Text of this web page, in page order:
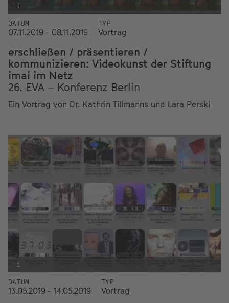
i
DATUM
07.11.2019 - 08.11.2019
TYP
Vortrag
erschließen / präsentieren /
kommunizieren: Videokunst der Stiftung
imai im Netz
26. EVA – Konferenz Berlin
Ein Vortrag von Dr. Kathrin Tillmanns und Lara Perski
i
DATUM
13.05.2019 - 14.05.2019
TYP
Vortrag